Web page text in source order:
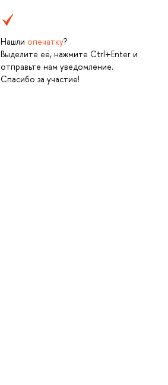
Нашли опечатку?
Выделите её, нажмите Ctrl+Enter и
отправьте нам уведомление.
Спасибо за участие!